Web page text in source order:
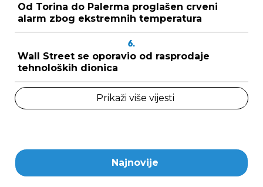
Od Torina do Palerma proglašen crveni
alarm zbog ekstremnih temperatura
6.
Wall Street se oporavio od rasprodaje
tehnoloških dionica
Prikaži više vijesti
Najnovije